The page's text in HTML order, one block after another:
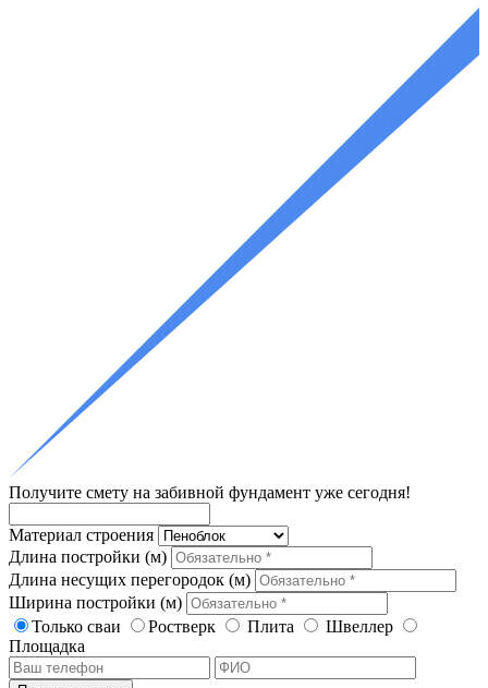
Получите смету на забивной фундамент уже сегодня!
Материал строения
Длина постройки (м)
Длина несущих перегородок (м)
Ширина постройки (м)
Только сваи
Ростверк Плита
Швеллер
Площадка